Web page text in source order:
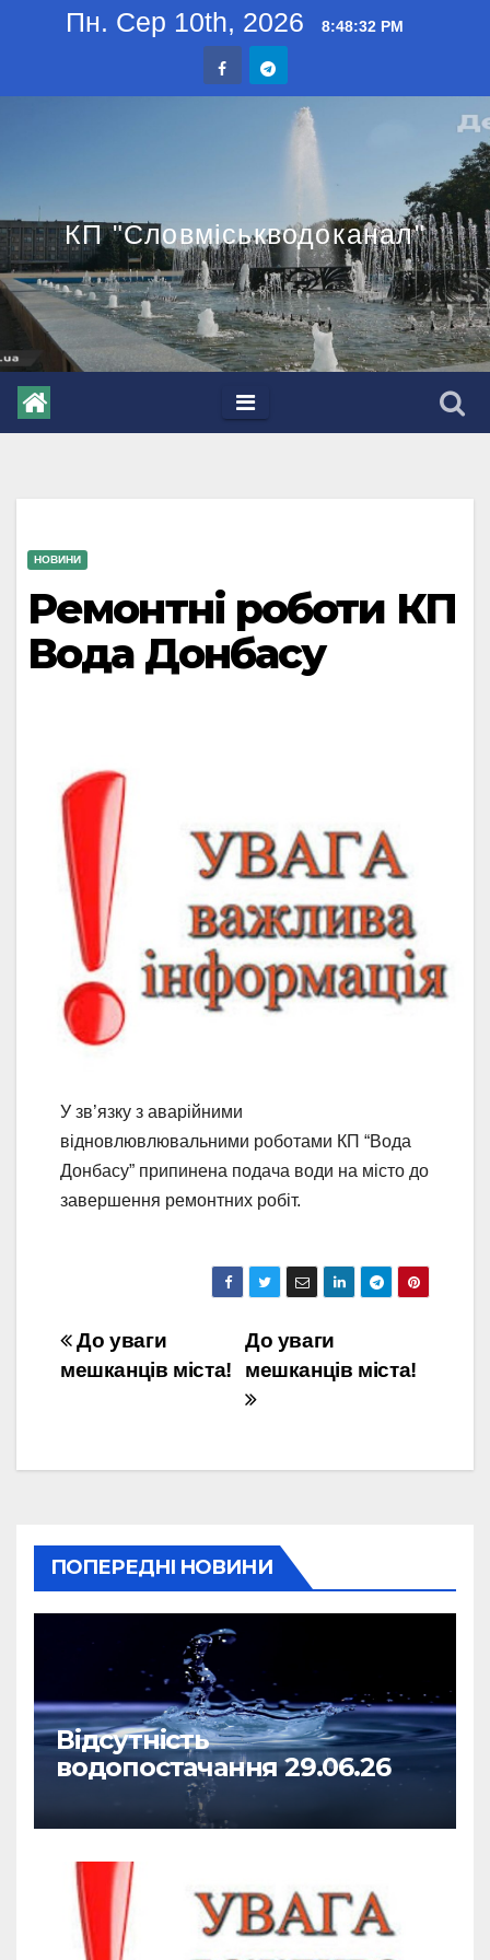
Пн. Сер 10th, 2026 8:48:33 PM
КП "Словміськводоканал"
НОВИНИ
Ремонтні роботи КП
Вода Донбасу
У зв’язку з аварійними
відновлювлювальними роботами КП “Вода
Донбасу” припинена подача води на місто до
завершення ремонтних робіт.
Навігація
записів
До уваги
мешканців міста!
До уваги
мешканців міста!
ПОПЕРЕДНІ НОВИНИ
Відсутність
водопостачання 29.06.26